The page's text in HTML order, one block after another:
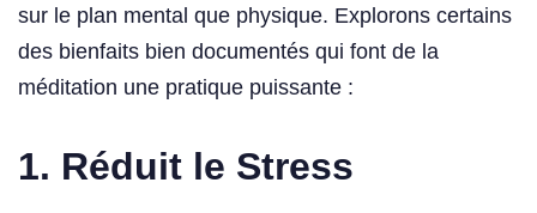
sur le plan mental que physique. Explorons certains
des bienfaits bien documentés qui font de la
méditation une pratique puissante :
1. Réduit le Stress